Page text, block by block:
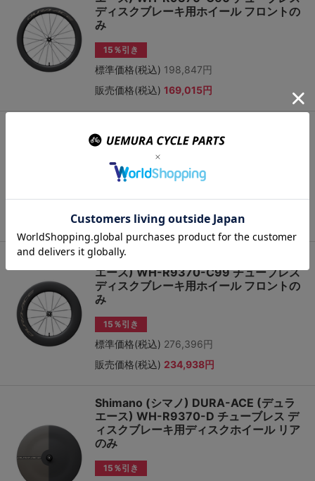
ディスクブレーキ用ホイール フロントの
み
15％引き
標準価格(税込) 198,847円
販売価格(税込) 169,015円
エース) WH-R9370-C60 チューブレス
ディスクブレーキ用ホイール リアのみ
15％引き
標準価格(税込) 232,866円
販売価格(税込) 197,934円
Shimano (シマノ) DURA-ACE (デュラ
エース) WH-R9370-C99 チューブレス
ディスクブレーキ用ホイール フロントの
み
15％引き
標準価格(税込) 276,396円
販売価格(税込) 234,938円
Shimano (シマノ) DURA-ACE (デュラ
エース) WH-R9370-D チューブレス デ
ィスクブレーキ用ディスクホイール リア
のみ
15％引き